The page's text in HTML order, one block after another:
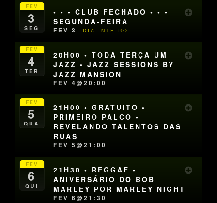
FEV
3
SEG
• • • CLUB FECHADO • • •
SEGUNDA-FEIRA
FEV 3 DIA INTEIRO
FEV
4
TER
20H00 • TODA TERÇA UM
JAZZ • JAZZ SESSIONS BY
JAZZ MANSION
FEV 4@20:00
FEV
5
QUA
21H00 • GRATUITO •
PRIMEIRO PALCO •
REVELANDO TALENTOS DAS
RUAS
FEV 5@21:00
FEV
6
QUI
21H30 • REGGAE •
ANIVERSÁRIO DO BOB
MARLEY POR MARLEY NIGHT
FEV 6@21:30